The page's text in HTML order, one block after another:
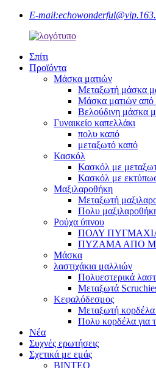
E-mail:
Σπίτι
Προϊόντα
Μάσκα ματιών
Μεταξωτή μάσκα
Μάσκα ματιών από
Βελούδινη μάσκα
Γυναικείο καπελλάκι
πολυ καπό
μεταξωτό καπό
Κασκόλ
Κασκόλ με
Κασκόλ με
Μαξιλαροθήκη
Μεταξωτή
Πολυ
Ρούχα ύπνου
ΠΟΛΥ
ΠΥΖΑΜΑ ΑΠΟ
Μάσκα
λαστιχάκια μαλλιών
Πολυεστερικά
Μεταξωτά
Κεφαλόδεσμος
Μεταξωτή κορδέλα
Πολυ κορδέλα για
Νέα
Συχνές ερωτήσεις
Σχετικά με εμάς
ΒΙΝΤΕΟ